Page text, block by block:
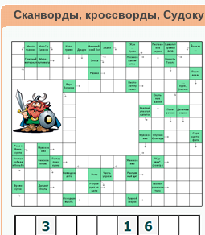
Сканворды, кроссворды, Судоку